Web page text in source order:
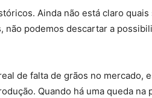
Ainda não está claro
podemos descartar a
de falta de grãos no mercado,
Quando há uma queda na